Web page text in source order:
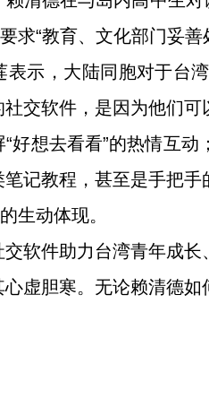
求“教育、文化部门妥
表示，大陆同胞对于台
交软件，是因为他们
好想去看看”的热情互
记教程，甚至是手把
生动体现。
软件助力台湾青年成
心虚胆寒。无论赖清德